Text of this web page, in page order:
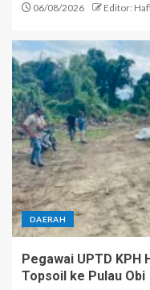
06/08/2026 Editor:
DAERAH
Pegawai UPTD
Topsoil ke Pulau Obi